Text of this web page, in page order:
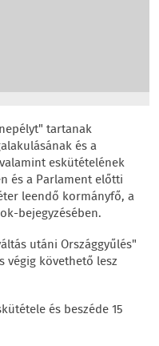
tartanak
és a
eskütételének
és a Parlament előtti
leendő kormányfő, a
bejegyzésében.
utáni Országgyűlés"
végig követhető lesz
és beszéde 15